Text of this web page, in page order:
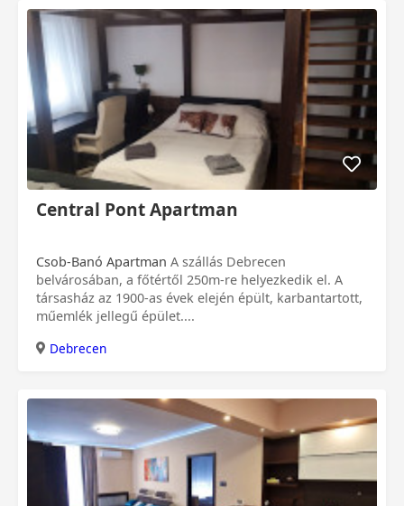
Central Pont Apartman
Csob-Banó Apartman
belvárosában, a főtértől 250m-re helyezkedik el. A
társasház az 1900-as évek elején épült, karbantartott,
műemlék jellegű épület....
Debrecen